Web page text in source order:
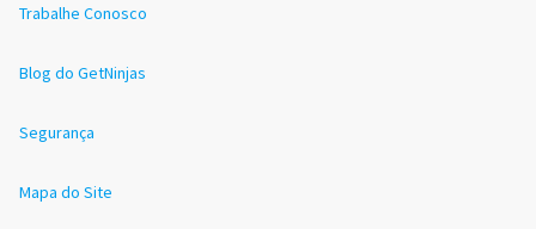
Trabalhe Conosco
Blog do GetNinjas
Segurança
Mapa do Site